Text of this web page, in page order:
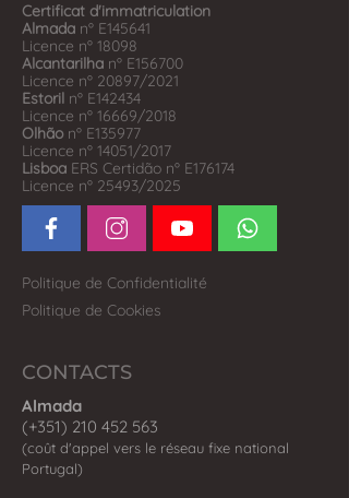
Certificat d'immatriculation
Almada nº E145641
Licence nº 18098
Alcantarilha nº E156700
Licence nº 20897/2021
Estoril nº E142434
Licence nº 16669/2018
Olhão nº E135977
Licence nº 14051/2017
Lisboa ERS Certidão nº E176174
Licence nº 25493/2025
Politique de Confidentialité
Politique de Cookies
CONTACTS
Almada
(+351) 210 452 563
(coût d'appel vers le réseau fixe national
Portugal)